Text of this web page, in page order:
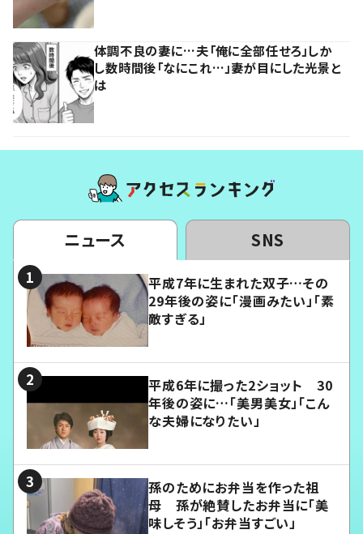
体調不良の妻に…夫「俺に全部任せろ」しか
し数時間後「なにこれ…」妻が目にした光景と
は
ニュース SNS
平成7年に生まれた双子…その
29年後の姿に「漫画みたい」「素
敵すぎる」
平成6年に撮った2ショット 30
年後の姿に…「美男美女」「こん
な夫婦になりたい」
孫のためにお弁当を作った祖
母 孫が絶賛したお弁当に「美
味しそう」「お弁当すごい」